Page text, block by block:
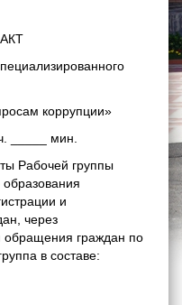
коррупции»
_____ мин.
Рабочей группы
и
через
граждан по
в составе: